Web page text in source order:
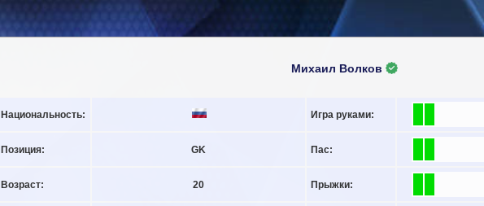
Михаил Волков
Национальность: Игра руками:
Позиция: GK Пас:
Возраст: 20 Прыжки: